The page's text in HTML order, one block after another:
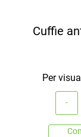
Cuffie
Per